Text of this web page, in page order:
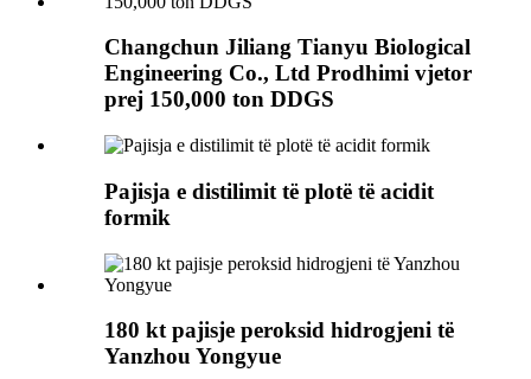
Changchun Jiliang Tianyu Biological
Engineering Co., Ltd Prodhimi vjetor
prej 150,000 ton DDGS
Pajisja e distilimit të plotë të acidit
formik
180 kt pajisje peroksid hidrogjeni të
Yanzhou Yongyue